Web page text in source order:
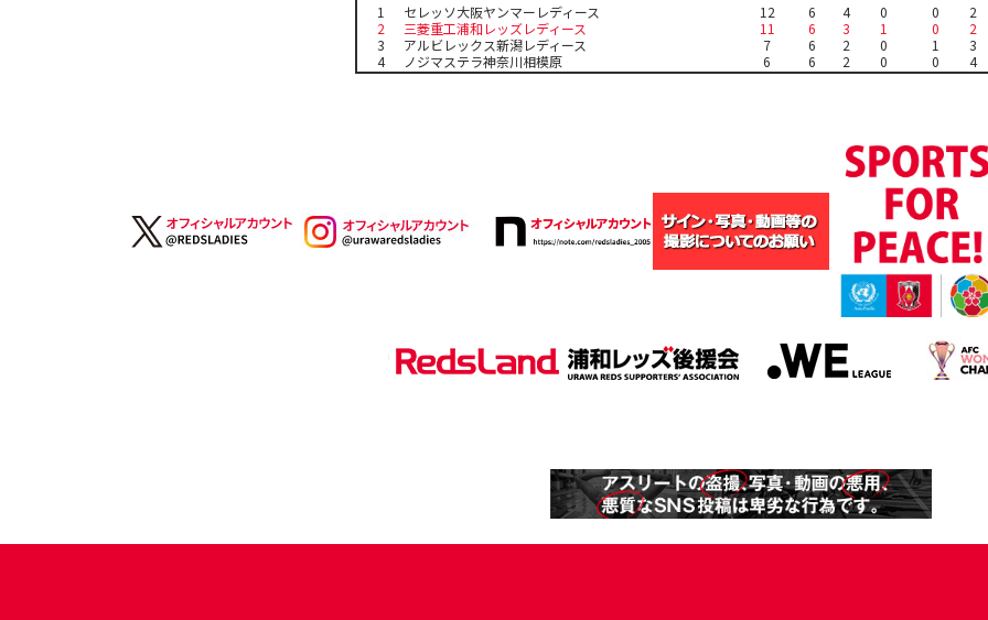
1
セレッソ大阪ヤンマーレディース 12 6 4 0 0 2
2
三菱重工浦和レッズレディース 11 6 3 1 0 2
3
アルビレックス新潟レディース 7 6 2 0 1 3
4
ノジマステラ神奈川相模原 6 6 2 0 0 4